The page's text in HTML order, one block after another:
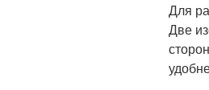
Для
Две